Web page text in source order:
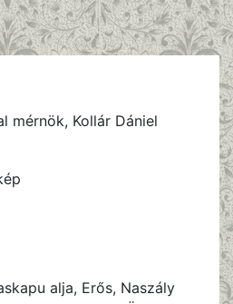
mérnök, Kollár Dániel
alja, Erős, Naszály